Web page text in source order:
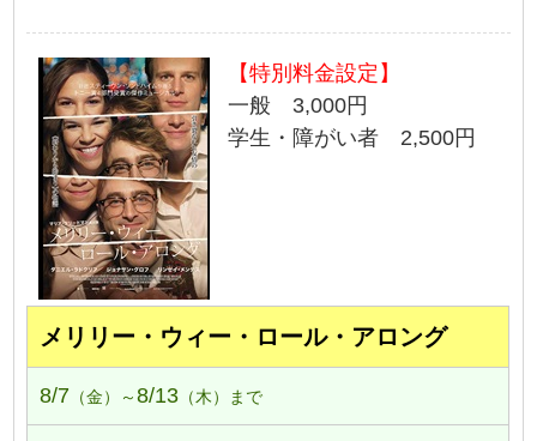
【特別料金設定】
一般 3,000円
学生・障がい者 2,500円
メリリー・ウィー・ロール・アロング
8/7 （金）～8/13 （木）まで